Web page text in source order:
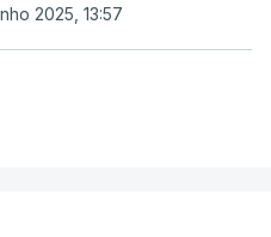
2025, 13:57